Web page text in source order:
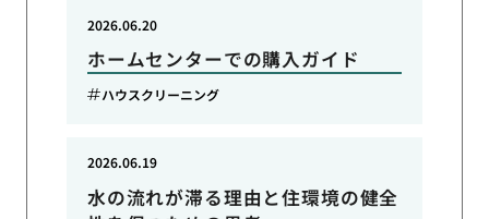
ホームセンターでの購入ガイド
2026.06.20
ハウスクリーニング
水の流れが滞る理由と住環境の健全
2026.06.19